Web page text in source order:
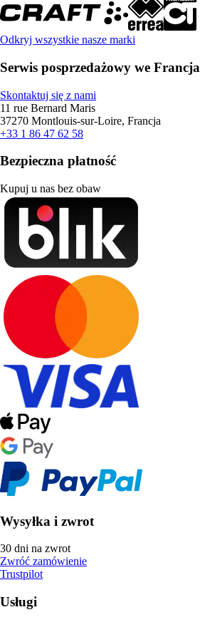
Odkryj wszystkie nasze marki
Serwis posprzedażowy we Francja
Skontaktuj się z nami
11 rue Bernard Maris
37270 Montlouis-sur-Loire, Francja
+33 1 86 47 62 58
Bezpieczna płatność
Kupuj u nas bez obaw
Wysyłka i zwrot
30 dni na zwrot
Zwróć zamówienie
Trustpilot
Usługi